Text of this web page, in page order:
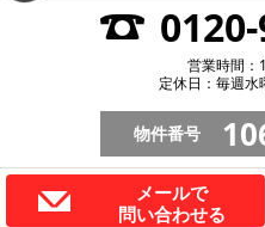
営業時間：
定休日：毎週水
物件番号
メールで
問い合わせる